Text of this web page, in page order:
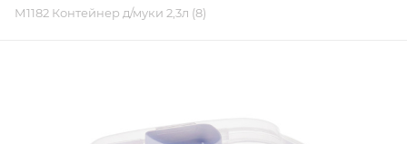
М1182 Контейнер д/муки 2,3л (8)